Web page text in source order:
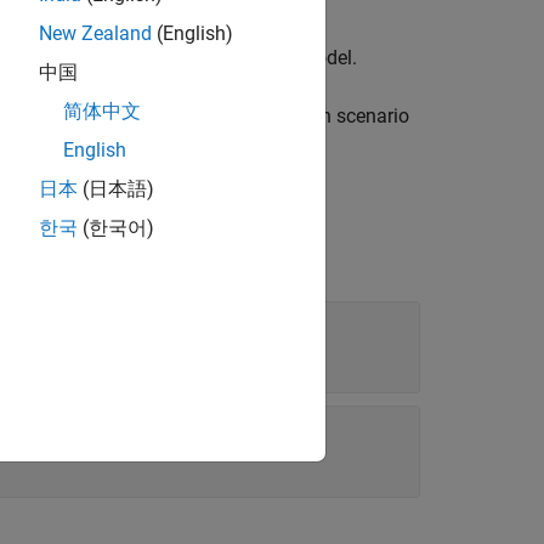
contained in the
parameters, and data types in the model.
during optimization in the simulation scenario
New Zealand (English)
中国
简体中文
English
日本 (日本語)
한국 (한국어)